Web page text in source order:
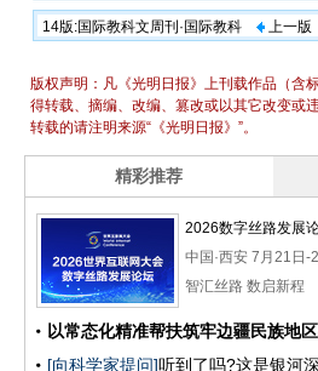
14版:国际教科文周刊·国际教科 上一版